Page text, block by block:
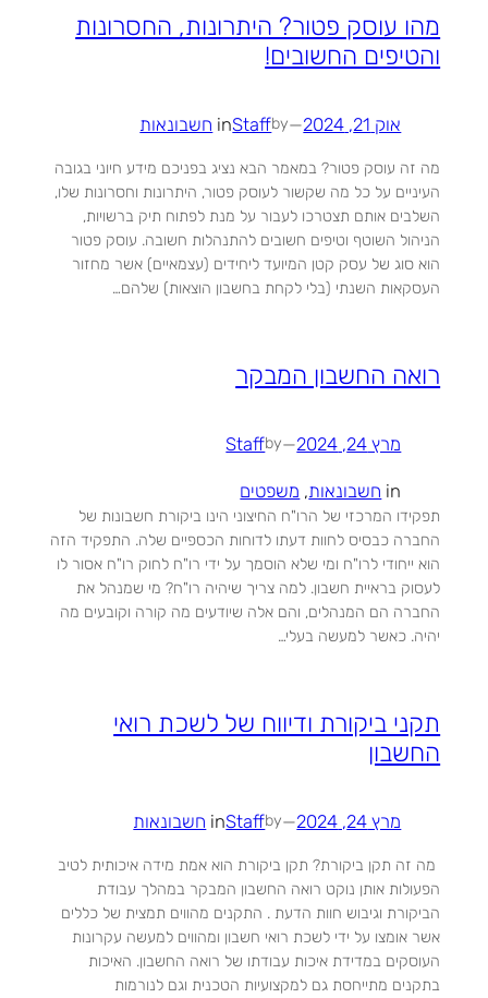
מהו עוסק פטור? היתרונות, החסרונות
והטיפים החשובים!
אוק 21, 2024 —
by
Staff
in חשבונאות
מה זה עוסק פטור? במאמר הבא נציג בפניכם מידע חיוני בגובה
העיניים על כל מה שקשור לעוסק פטור, היתרונות וחסרונות שלו,
השלבים אותם תצטרכו לעבור על מנת לפתוח תיק ברשויות,
הניהול השוטף וטיפים חשובים להתנהלות חשובה. עוסק פטור
הוא סוג של עסק קטן המיועד ליחידים (עצמאיים) אשר מחזור
העסקאות השנתי (בלי לקחת בחשבון הוצאות) שלהם…
רואה החשבון המבקר
מרץ 24, 2024 —
by
Staff
in חשבונאות, משפטים
תפקידו המרכזי של הרו"ח החיצוני הינו ביקורת חשבונות של
החברה כבסיס לחוות דעתו לדוחות הכספיים שלה. התפקיד הזה
הוא ייחודי לרו"ח ומי שלא הוסמך על ידי רו"ח לחוק רו"ח אסור לו
לעסוק בראיית חשבון. למה צריך שיהיה רו"ח? מי שמנהל את
החברה הם המנהלים, והם אלה שיודעים מה קורה וקובעים מה
יהיה. כאשר למעשה בעלי…
תקני ביקורת ודיווח של לשכת רואי
החשבון
מרץ 24, 2024 —
by
Staff
in חשבונאות
מה זה תקן ביקורת? תקן ביקורת הוא אמת מידה איכותית לטיב
הפעולות אותן נוקט רואה החשבון המבקר במהלך עבודת
הביקורת וגיבוש חוות הדעת . התקנים מהווים תמצית של כללים
אשר אומצו על ידי לשכת רואי חשבון ומהווים למעשה עקרונות
העוסקים במדידת איכות עבודתו של רואה החשבון. האיכות
בתקנים מתייחסת גם למקצועיות הטכנית וגם לנורמות